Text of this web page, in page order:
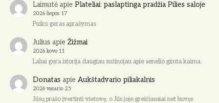
Laimutėapie Plateliai: paslaptinga pradžia Pilies saloje
2026 liepos 17
Puiku geras aprašymas
Julius apie Žižmai
2026 kovo 11
Labai gera istorija daugiau sužinojau apie senelio gimta kaima.
Donatas apie Aukštadvario piliakalnis
2026 vasario 25
Jūsų prašo įvertinti vietovę, o Jūs joje greičiausiai net buvęs